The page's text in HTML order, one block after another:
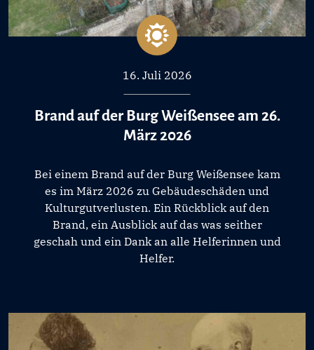
16. Juli 2026
Brand auf der Burg Weißensee am 26.
März 2026
Bei einem Brand auf der Burg Weißensee kam
es im März 2026 zu Gebäudeschäden und
Kulturgutverlusten. Ein Rückblick auf den
Brand, ein Ausblick auf das was seither
geschah und ein Dank an alle Helferinnen und
Helfer.